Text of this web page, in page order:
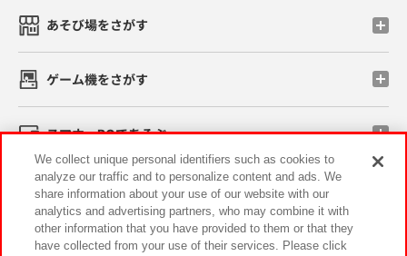
あそび場をさがす
ゲーム機をさがす
スマホ・PCであそぶ
イベント・キャンペーン
We collect unique personal identifiers such as cookies to
analyze our traffic and to personalize content and ads. We
share information about your use of our website with our
analytics and advertising partners, who may combine it with
other information that you have provided to them or that they
have collected from your use of their services. Please click